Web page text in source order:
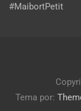
#MaibortPetit
Tema por: